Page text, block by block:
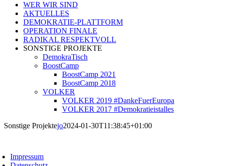
WER WIR SIND
AKTUELLES
DEMOKRATIE-PLATTFORM
OPERATION FINALE
RADIKAL RESPEKTVOLL
SONSTIGE PROJEKTE
DemokraTisch
BoostCamp
BoostCamp 2021
BoostCamp 2018
VOLKER
VOLKER 2019 #DankeFuerEuropa
VOLKER 2017 #Demokratieistalles
Sonstige Projektejo2024-01-30T11:38:45+01:00
Impressum